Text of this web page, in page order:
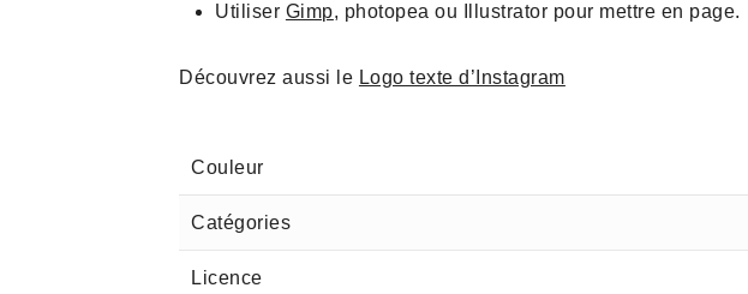
Utiliser Gimp, photopea ou Illustrator pour mettre en page.
Découvrez aussi le Logo texte d’Instagram
Couleur
Catégories
Licence